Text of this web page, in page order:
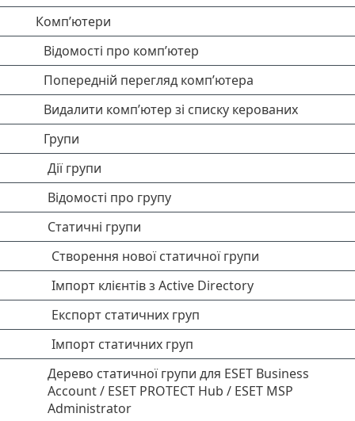
Комп’ютери
Відомості про комп’ютер
Попередній перегляд комп’ютера
Видалити комп’ютер зі списку керованих
Групи
Дії групи
Відомості про групу
Статичні групи
Створення нової статичної групи
Імпорт клієнтів з Active Directory
Експорт статичних груп
Імпорт статичних груп
Дерево статичної групи для ESET Business
Account / ESET PROTECT Hub / ESET MSP
Administrator